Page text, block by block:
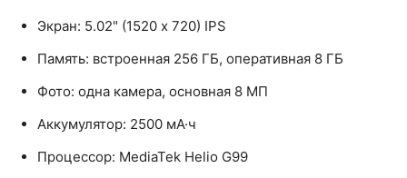
Экран: 5.02" (1520 х 720) IPS
Память: встроенная 256 ГБ, оперативная 8 ГБ
Фото: одна камера, основная 8 МП
Аккумулятор: 2500 мА·ч
Процессор: MediaTek Helio G99